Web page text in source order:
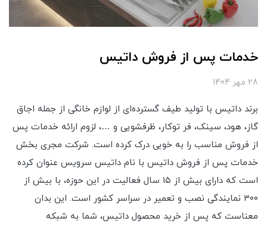
خدمات پس از فروش داتیس
28 مهر 1404
برند داتیس با تولید طیف گسترده‌ای از لوازم خانگی از جمله اجاق
گاز، هود، سینک، فر توکار، ظرفشویی و …، لزوم ارائه خدمات پس
از فروش مناسب را به خوبی درک کرده است. شرکت مجری بخش
خدمات پس از فروش داتیس با نام داتیس سرویس عنوان کرده
است که دارای بیش از ۱۵ سال فعالیت در این حوزه، با بیش از
۳۰۰ نمایندگی نصب و تعمیر در سراسر کشور است. این بدان
معناست که پس از خرید محصول داتیس، شما به شبکه